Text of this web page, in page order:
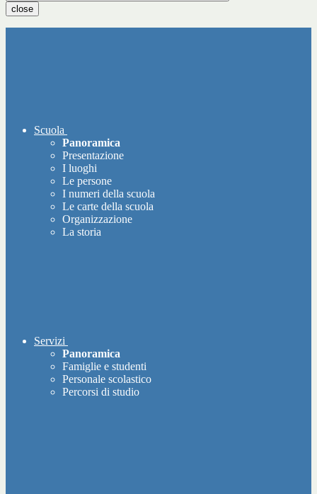
close
Scuola
Panoramica
Presentazione
I luoghi
Le persone
I numeri della scuola
Le carte della scuola
Organizzazione
La storia
Servizi
Panoramica
Famiglie e studenti
Personale scolastico
Percorsi di studio